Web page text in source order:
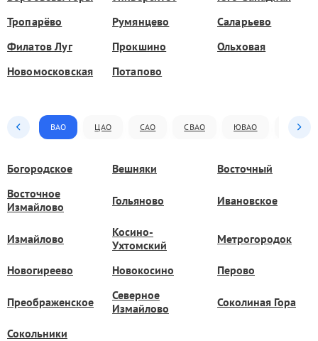
Тропарёво
Румянцево
Саларьево
Филатов Луг
Прокшино
Ольховая
Новомосковская
Потапово
ВАО ЦАО САО СВАО ЮВАО ЮАО
Богородское Вешняки
Восточный
Восточное
Измайлово
Гольяново Ивановское
Измайлово
Косино-
Ухтомский
Метрогородок
Новогиреево Новокосино Перово
Преображенское
Северное
Измайлово
Соколиная Гора
Сокольники